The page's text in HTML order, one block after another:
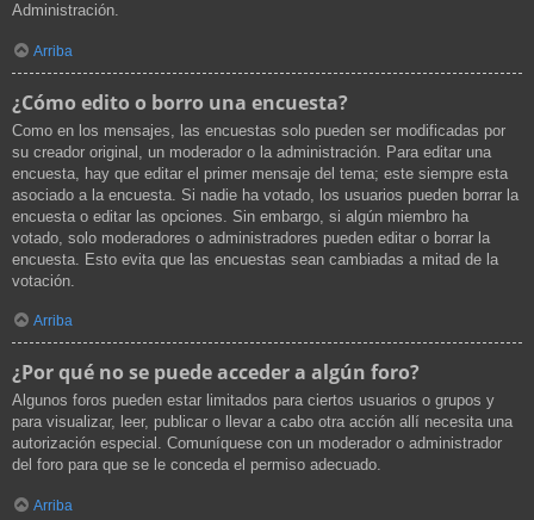
Administración.
Arriba
¿Cómo edito o borro una encuesta?
Como en los mensajes, las encuestas solo pueden ser modificadas por
su creador original, un moderador o la administración. Para editar una
encuesta, hay que editar el primer mensaje del tema; este siempre esta
asociado a la encuesta. Si nadie ha votado, los usuarios pueden borrar la
encuesta o editar las opciones. Sin embargo, si algún miembro ha
votado, solo moderadores o administradores pueden editar o borrar la
encuesta. Esto evita que las encuestas sean cambiadas a mitad de la
votación.
Arriba
¿Por qué no se puede acceder a algún foro?
Algunos foros pueden estar limitados para ciertos usuarios o grupos y
para visualizar, leer, publicar o llevar a cabo otra acción allí necesita una
autorización especial. Comuníquese con un moderador o administrador
del foro para que se le conceda el permiso adecuado.
Arriba